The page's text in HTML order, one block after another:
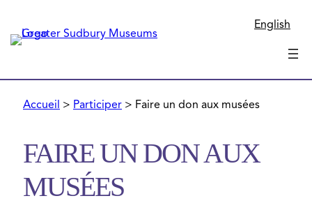
English
Accueil > Participer > Faire un don aux musées
FAIRE UN DON AUX
MUSÉES